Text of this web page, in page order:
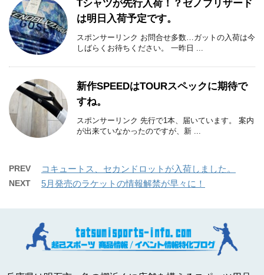
Tシャツが先行入荷！？ゼノブリザード
は明日入荷予定です。
スポンサーリンク お問合せ多数…ガットの入荷は今
しばらくお待ちください。 一昨日 ...
新作SPEEDはTOURスペックに期待で
すね。
スポンサーリンク 先行で1本、届いています。 案内
が出来ていなかったのですが、新 ...
PREV コキュートス、セカンドロットが入荷しました。
NEXT 5月発売のラケットの情報解禁が早々に！